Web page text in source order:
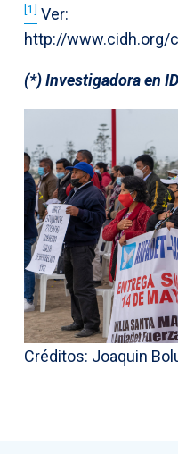
[1] Ver:
http://www.cidh.org/
(*) Investigadora en
Créditos: Joaquin